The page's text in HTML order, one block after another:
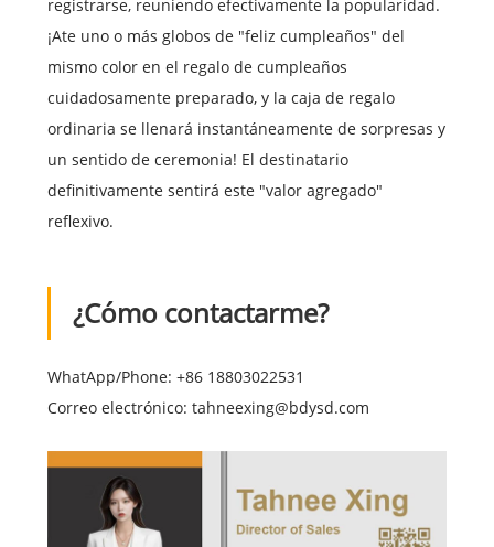
registrarse, reuniendo efectivamente la popularidad.
¡Ate uno o más globos de "feliz cumpleaños" del
mismo color en el regalo de cumpleaños
cuidadosamente preparado, y la caja de regalo
ordinaria se llenará instantáneamente de sorpresas y
un sentido de ceremonia! El destinatario
definitivamente sentirá este "valor agregado"
reflexivo.
¿Cómo contactarme?
WhatApp/Phone: +86 18803022531
Correo electrónico: tahneexing@bdysd.com